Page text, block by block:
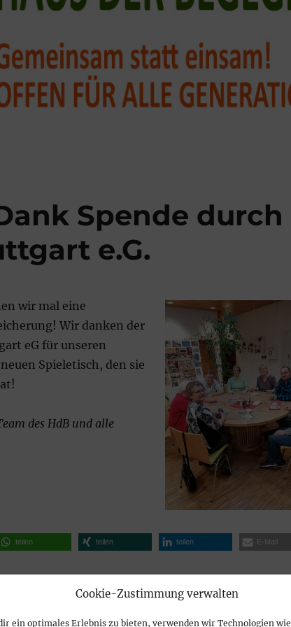
Cookie-Zustimmung verwalten
ein optimales Erlebnis zu bieten, verwenden wir Technologien wie
Spende durch
e.G.
wir mal eine
Wir danken der
eG für unseren
Spieletisch, den sie
des HdB und alle
teilen teilen teilen E-Mail